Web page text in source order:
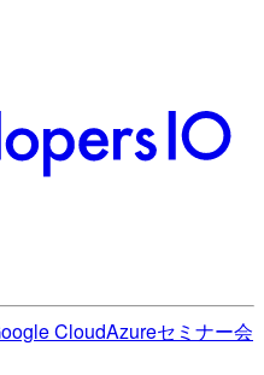
CloudAzureセミナー会